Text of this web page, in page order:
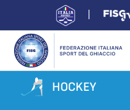
HOCKEY